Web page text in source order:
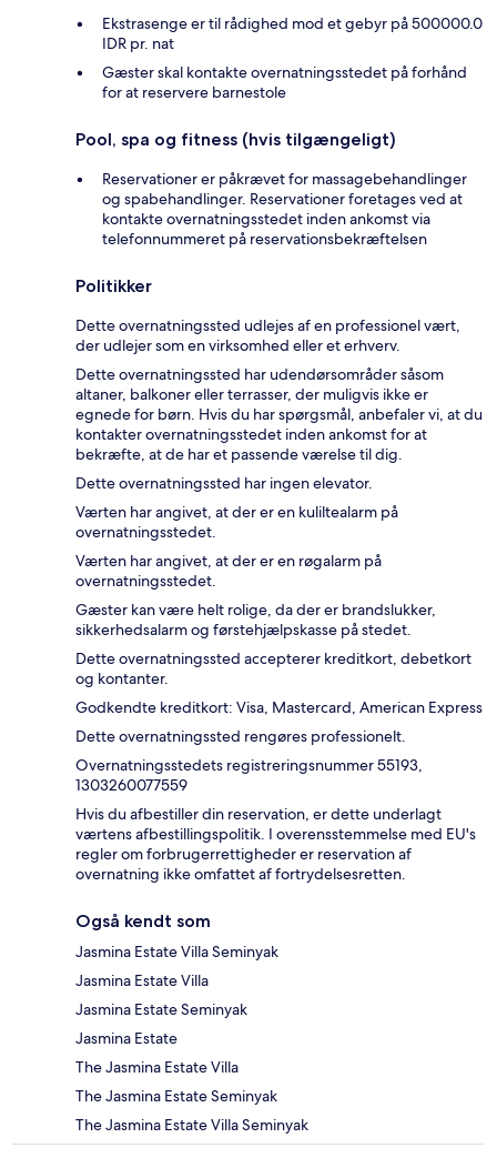
Ekstrasenge er til rådighed mod et gebyr på 500000.0
IDR pr. nat
Gæster skal kontakte overnatningsstedet på forhånd
for at reservere barnestole
Pool, spa og fitness (hvis tilgængeligt)
Reservationer er påkrævet for massagebehandlinger
og spabehandlinger. Reservationer foretages ved at
kontakte overnatningsstedet inden ankomst via
telefonnummeret på reservationsbekræftelsen
Politikker
Dette overnatningssted udlejes af en professionel vært,
der udlejer som en virksomhed eller et erhverv.
Dette overnatningssted har udendørsområder såsom
altaner, balkoner eller terrasser, der muligvis ikke er
egnede for børn. Hvis du har spørgsmål, anbefaler vi, at du
kontakter overnatningsstedet inden ankomst for at
bekræfte, at de har et passende værelse til dig.
Dette overnatningssted har ingen elevator.
Værten har angivet, at der er en kuliltealarm på
overnatningsstedet.
Værten har angivet, at der er en røgalarm på
overnatningsstedet.
Gæster kan være helt rolige, da der er brandslukker,
sikkerhedsalarm og førstehjælpskasse på stedet.
Dette overnatningssted accepterer kreditkort, debetkort
og kontanter.
Godkendte kreditkort: Visa, Mastercard, American Express
Dette overnatningssted rengøres professionelt.
Overnatningsstedets registreringsnummer 55193,
1303260077559
Hvis du afbestiller din reservation, er dette underlagt
værtens afbestillingspolitik. I overensstemmelse med EU's
regler om forbrugerrettigheder er reservation af
overnatning ikke omfattet af fortrydelsesretten.
Også kendt som
Jasmina Estate Villa Seminyak
Jasmina Estate Villa
Jasmina Estate Seminyak
Jasmina Estate
The Jasmina Estate Villa
The Jasmina Estate Seminyak
The Jasmina Estate Villa Seminyak